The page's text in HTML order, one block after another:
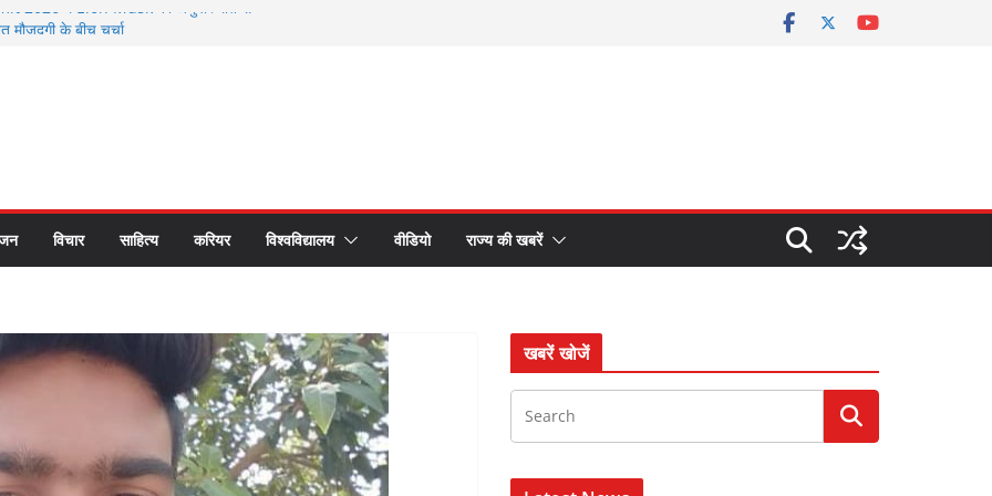
2026 में Elon Musk की अनुपस्थिति से
लोक अदालत के प्रचार प्रसार के लिए रथ रवाना
डॉ. राजकुमार चौधरी ने किया सम्मान
विचार साहित्य करियर विश्वविद्यालय वीडियो राज्य की खबरें
खबरें खोजें